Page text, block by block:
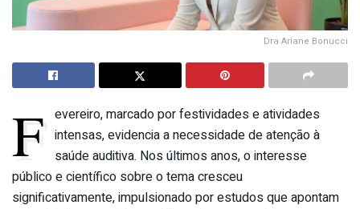
Dra Ariane Bonucci
F evereiro, marcado por festividades e atividades
intensas, evidencia a necessidade de atenção à
saúde auditiva. Nos últimos anos, o interesse
público e científico sobre o tema cresceu
significativamente, impulsionado por estudos que apontam